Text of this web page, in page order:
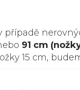
případě
91 cm
15 cm,